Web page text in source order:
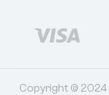
Copyright © 2024